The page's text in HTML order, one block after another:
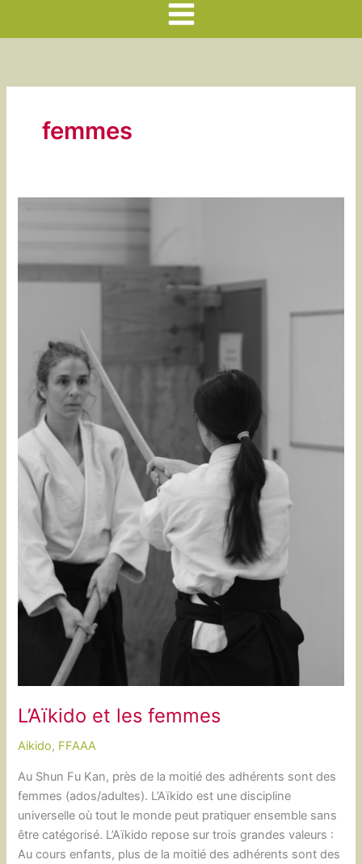
Main
femmes
L’Aïkido et les femmes
Aikido, FFAAA
Au Shun Fu Kan, près de la moitié des adhérents sont des
femmes (ados/adultes). L’Aïkido est une discipline
universelle où tout le monde peut pratiquer ensemble sans
être catégorisé. L’Aïkido repose sur trois grandes valeurs :
Au cours enfants, plus de la moitié des adhérents sont des